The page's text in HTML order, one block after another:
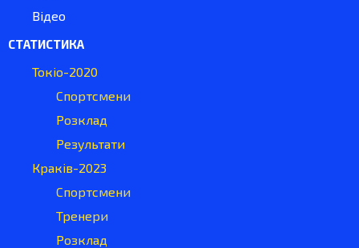
Відео
СТАТИСТИКА
Токіо-2020
Спортсмени
Розклад
Результати
Краків-2023
Спортсмени
Тренери
Розклад